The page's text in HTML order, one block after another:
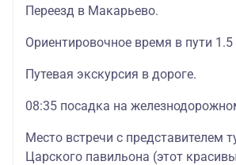
Переезд в Макарьево.
Ориентировочное время в пути
Путевая экскурсия в дороге.
08:35 посадка на
Место встречи с представителем
Царского павильона (этот